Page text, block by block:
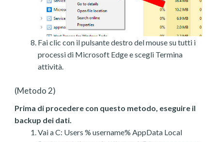
Fai clic con il pulsante destro del mouse su tutti i
processi di Microsoft Edge e scegli Termina
attività.
(Metodo 2)
Prima di procedere con questo metodo, eseguire il
backup dei dati.
Vai a C: Users % username% AppData Local